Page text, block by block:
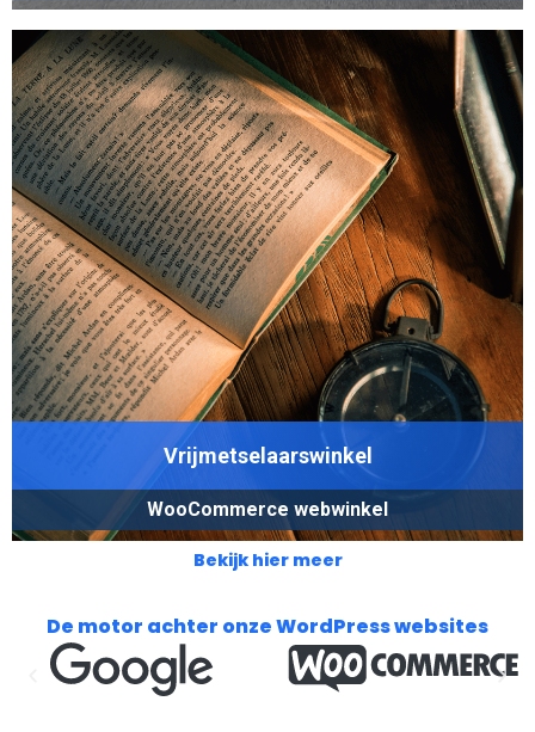
Vrijmetselaarswinkel
WooCommerce webwinkel
Bekijk hier meer
De motor achter onze WordPress websites